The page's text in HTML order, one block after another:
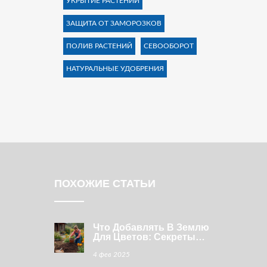
ЗАЩИТА ОТ ЗАМОРОЗКОВ
ПОЛИВ РАСТЕНИЙ СЕВООБОРОТ
НАТУРАЛЬНЫЕ УДОБРЕНИЯ
ПОХОЖИЕ СТАТЬИ
Что Добавлять В Землю
Для Цветов: Секреты
4 фев 2025